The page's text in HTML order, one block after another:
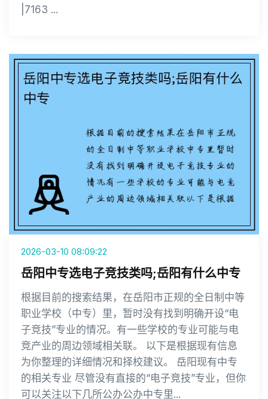
|7163 ...
2026-03-10 08:09:22
岳阳中专选电子竞技类吗;岳阳有什么中专
根据目前的搜索结果，在岳阳市正规的全日制中等
职业学校（中专）里，暂时没有找到明确开设“电
子竞技”专业的情况。有一些学校的专业可能与电
竞产业的周边领域相关联。 以下是根据现有信息
为你整理的详细情况和择校建议。 岳阳现有中专
的相关专业 尽管没有直接的“电子竞技”专业，但你
可以关注以下几所公办公办中专里...